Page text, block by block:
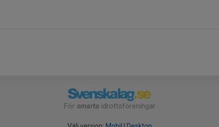
För smarta idrottsföreningar